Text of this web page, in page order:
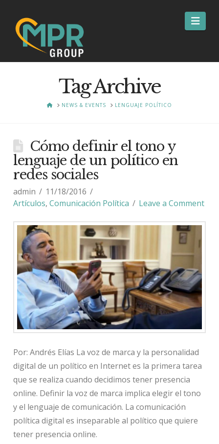
Tag Archive
HOMENEWS & EVENTS LENGUAJE POLÍTICO
Cómo definir el tono y
lenguaje de un político en
redes sociales
admin
11/18/2016
Artículos, Comunicación Política Leave a Comment
Por: Andrés Elías La voz de marca y la personalidad
digital de un político en Internet es la primera tarea
que se realiza cuando decidimos tener presencia
online. Definir la voz de marca implica elegir el tono
y el lenguaje de comunicación. La comunicación
política digital es inseparable al político que quiere
tener presencia online.